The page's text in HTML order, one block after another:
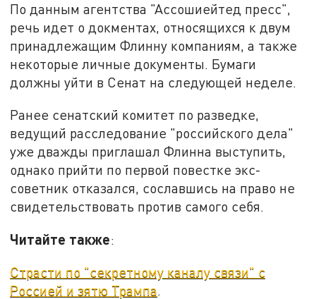
По данным агентства "Ассошиейтед пресс",
речь идет о докментах, относящихся к двум
принадлежащим Флинну компаниям, а также
некоторые личные документы. Бумаги
должны уйти в Сенат на следующей неделе.
Ранее сенатский комитет по разведке,
ведущий расследование "российского дела"
уже дважды приглашал Флинна выступить,
однако прийти по первой повестке экс-
советник отказался, сославшись на право не
свидетельствовать против самого себя.
Читайте также:
Страсти по "секретному каналу связи" с
Россией и зятю Трампа